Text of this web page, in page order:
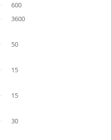
600
3600
50
15
15
30